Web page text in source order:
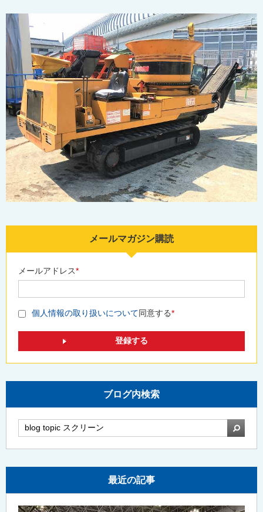
メールマガジン購読
メールアドレス*
個人情報の取り扱いについて同意する*
ブログ内検索
検索
最近の記事